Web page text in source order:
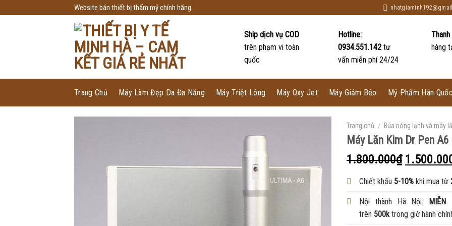
to
Website bán thiết bị thẩm mỹ chính hãng
Ship dịch vụ COD
trên phạm vi toàn
quốc
Hotline:
0934.551.142tư
vấn miễn phí 24/24
hàng
Trang Chủ Máy Làm Đẹp Da Đa Năng Máy Triệt Lông Máy Oxy Jet Máy Giảm Béo Mỹ Phẩm Hàn
Trang chủ / Búa nóng lạnh và máy
Máy Lăn Kim Dr Pen A6
1.800.000₫
Chiết khấu 5-10% khi mua từ
Nội thành Hà Nội:
MIỄN
trên 500k trong giờ hành